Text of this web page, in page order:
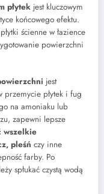
płytek jest kluczowym
końcowego efektu.
ścienne w łazience
powierzchni
jest
przemycie płytek i fug
na amoniaku lub
zapewni lepsze
wszelkie
pleśń czy inne
farby. Po
spłukać czystą wodą